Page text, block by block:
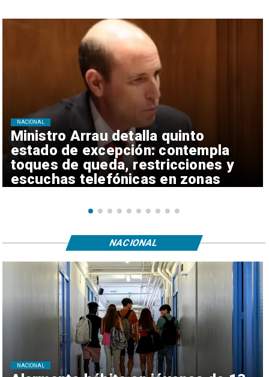
Ministro Arrau detalla quinto
estado de excepción: contempla
toques de queda, restricciones y
escuchas telefónicas en zonas
NACIONAL
NACIONAL
NACIONAL